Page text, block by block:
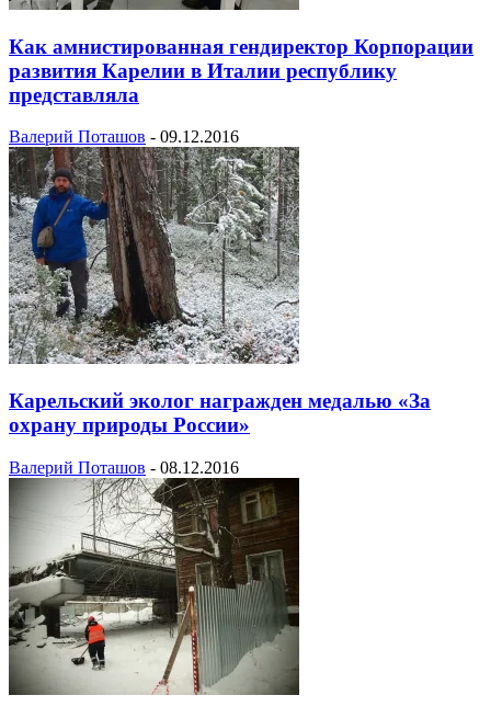
Как амнистированная гендиректор Корпорации
развития Карелии в Италии республику
представляла
Валерий Поташов - 09.12.2016
Карельский эколог награжден медалью «За
охрану природы России»
Валерий Поташов - 08.12.2016